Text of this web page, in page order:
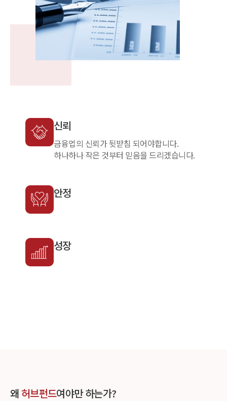
신뢰
금융업의 신뢰가 뒷받침 되어야합니다.
하나하나 작은 것부터 믿음을 드리겠습니다.
안정
성장
왜허브펀드여야만 하는가?